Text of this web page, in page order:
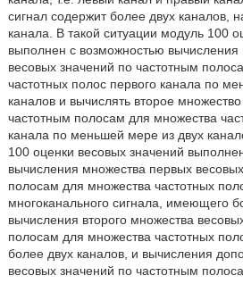
сигнал содержит более двух каналов,
канала. В такой ситуации модуль 100
выполнен с возможностью
весовых значений по частотным
частотных полос первого канала по
каналов и вычислять второе
частотным полосам для множества
канала по меньшей мере из двух
100 оценки весовых значений
вычисления множества первых
полосам для множества частотных
многоканального сигнала, имеющего
вычисления второго множества
полосам для множества частотных
более двух каналов, и вычисления
весовых значений по частотным